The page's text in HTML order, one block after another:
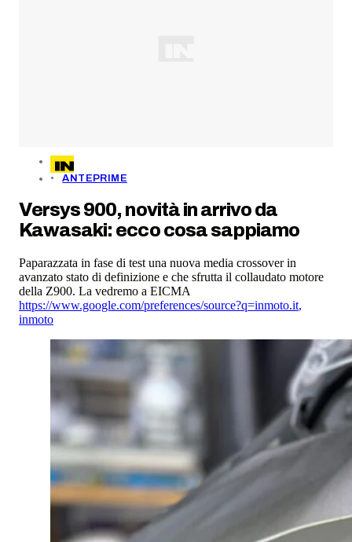
ANTEPRIME
Versys 900, novità in arrivo da
Kawasaki: ecco cosa sappiamo
Paparazzata in fase di test una nuova media crossover in
avanzato stato di definizione e che sfrutta il collaudato motore
della Z900. La vedremo a EICMA
https://www.google.com/preferences/source?q=inmoto.it,
inmoto